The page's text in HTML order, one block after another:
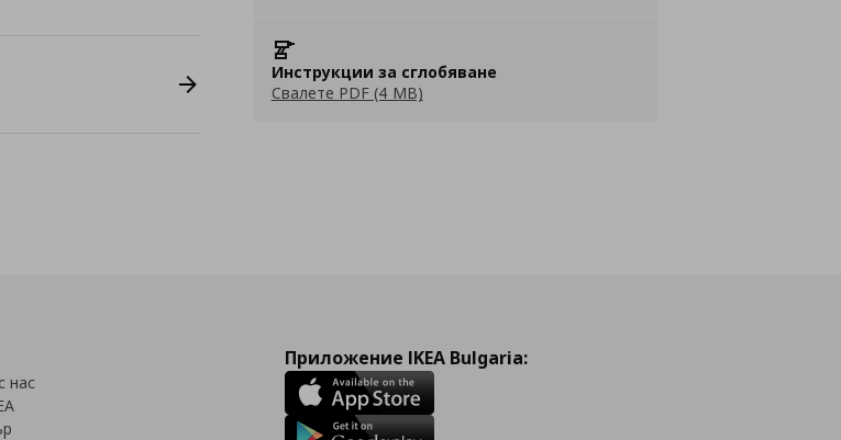
Инструкции за сглобяване
Свалете PDF (4 MB)
нас
Приложение IKEA Bulgaria: